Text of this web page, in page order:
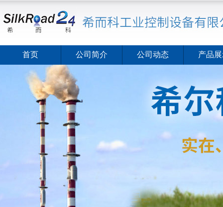
首页 公司简介 公司动态 产品